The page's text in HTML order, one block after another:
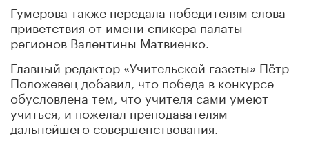
Гумерова также передала победителям слова
приветствия от имени спикера палаты
регионов Валентины Матвиенко.
Главный редактор «Учительской газеты» Пётр
Положевец добавил, что победа в конкурсе
обусловлена тем, что учителя сами умеют
учиться, и пожелал преподавателям
дальнейшего совершенствования.